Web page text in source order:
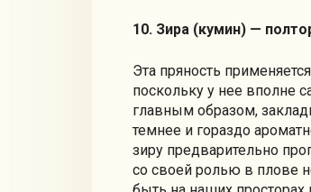
10. Зира (кумин) —
Эта пряность
поскольку у нее вполне
главным образом,
темнее и гораздо
зиру предварительно
со своей ролью в плове